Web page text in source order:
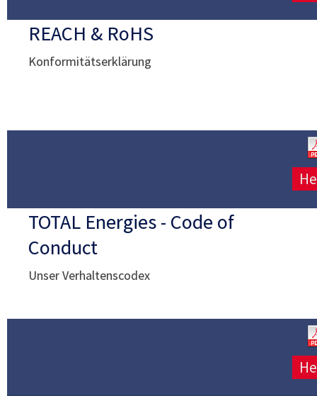
REACH & RoHS
Konformitätserklärung
TOTAL Energies - Code of
Conduct
Unser Verhaltenscodex